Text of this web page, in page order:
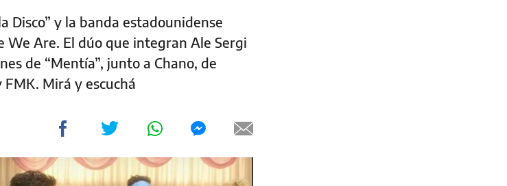
Disco” y la banda estadounidense
We Are. El dúo que integran Ale Sergi
de “Mentía”, junto a Chano, de
FMK. Mirá y escuchá